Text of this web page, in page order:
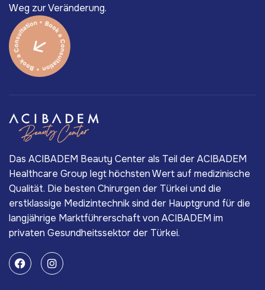
Weg zur Veränderung.
Das ACIBADEM Beauty Center als Teil der ACIBADEM
Healthcare Group legt höchsten Wert auf medizinische
Qualität. Die besten Chirurgen der Türkei und die
erstklassige Medizintechnik sind der Hauptgrund für die
langjährige Marktführerschaft von ACIBADEM im
privaten Gesundheitssektor der Türkei.